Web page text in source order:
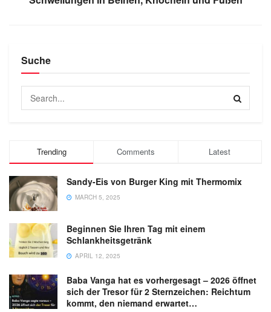
Suche
Trending Comments Latest
Sandy-Eis von Burger King mit Thermomix
MARCH 5, 2025
Beginnen Sie Ihren Tag mit einem
Schlankheitsgetränk
APRIL 12, 2025
Baba Vanga hat es vorhergesagt – 2026 öffnet
sich der Tresor für 2 Sternzeichen: Reichtum
kommt, den niemand erwartet…